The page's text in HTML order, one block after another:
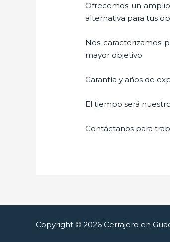
Ofrecemos un
alternativa para tus
Nos caracterizamos
mayor objetivo.
Garantía y años de
El tiempo será
Contáctanos para
Copyright © 2026 Cerrajero en